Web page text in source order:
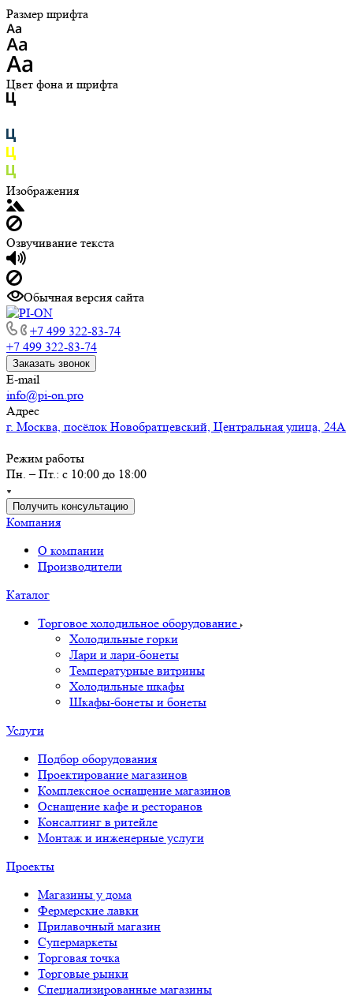
Размер шрифта
Цвет фона и шрифта
Изображения
Озвучивание текста
Обычная версия сайта
+7 499 322-83-74
+7 499 322-83-74
Заказать звонок
E-mail
info@pi-on.pro
Адрес
г. Москва, посёлок Новобратцевский, Центральная улица, 24А
Режим работы
Пн. – Пт.: с 10:00 до 18:00
Получить консультацию
Компания
О компании
Производители
Каталог
Торговое холодильное оборудование
Холодильные горки
Лари и лари-бонеты
Температурные витрины
Холодильные шкафы
Шкафы-бонеты и бонеты
Услуги
Подбор оборудования
Проектирование магазинов
Комплексное оснащение магазинов
Оснащение кафе и ресторанов
Консалтинг в ритейле
Монтаж и инженерные услуги
Проекты
Магазины у дома
Фермерские лавки
Прилавочный магазин
Супермаркеты
Торговая точка
Торговые рынки
Специализированные магазины